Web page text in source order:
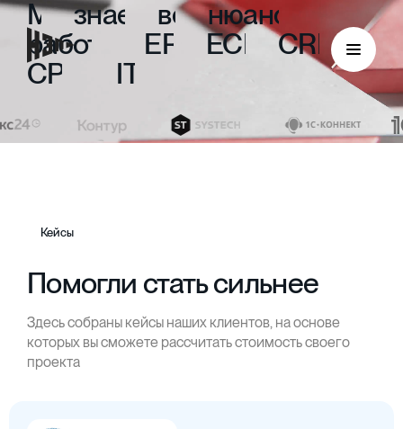
Мызнаем всенюансы
работы
ERP, ECM,CRM,
CPM
ITIL
ECM
Кейсы
Помогли стать сильнее
Здесь собраны кейсы наших клиентов, на основе
которых вы сможете рассчитать стоимость своего
проекта